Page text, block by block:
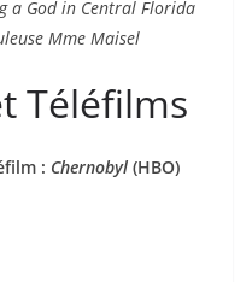
a God in Central Florida
Mme Maisel
Téléfilms
: Chernobyl (HBO)